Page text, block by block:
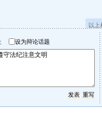
以
设为辩论话题